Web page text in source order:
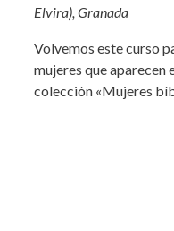
Elvira), Granada
Volvemos este curso
mujeres que aparecen
colección «Mujeres